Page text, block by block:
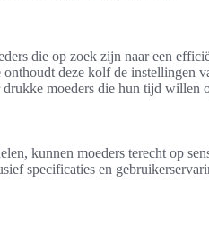
die op zoek zijn naar een
deze kolf de instellingen
moeders die hun tijd willen
kunnen moeders terecht op
specificaties en